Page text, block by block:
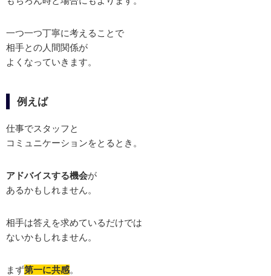
一つ一つ丁寧に考えることで
相手との人間関係が
よくなっていきます。
例えば
仕事でスタッフと
コミュニケーションをとるとき。
アドバイスする機会が
あるかもしれません。
相手は答えを求めているだけでは
ないかもしれません。
まず第一に共感。